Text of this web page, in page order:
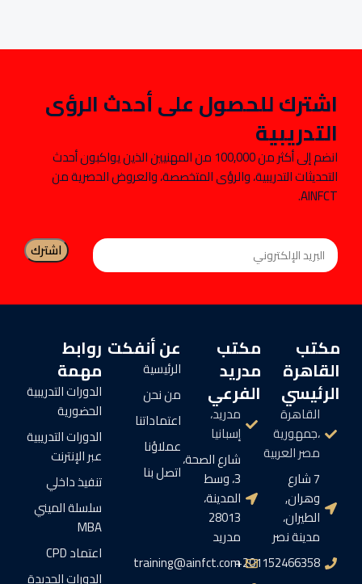
اشترك للحصول على أحدث الرؤى
التدريبية
انضم إلى أكثر من 100,000 من المهنيين الذين يواكبون أحدث
التحديثات التدريبية، والرؤى المتخصصة، والعروض الحصرية من
AINFCT.
مكتب
القاهرة
الرئيسي
القاهرة
،جمهورية
مصر العربية
7 شارع
وهران,
الطيران،
مدينة نصر
201152466358+
مكتب
مدريد
الفرعي
مدريد،
إسبانيا
شارع الصحة،
3، وسط
المدينة،
28013
مدريد
training@ainfct.com
عن أنفكت
الرئيسية
من نحن
اعتماداتنا
عملاؤنا
اتصل بنا
روابط
مهمة
الدورات التدريبية
الحضورية
الدورات التدريبية
عبر الإنترنت
تنفيذ داخلي
سلسلة الميني
MBA
اعتماد CPD
الدورات الجديدة